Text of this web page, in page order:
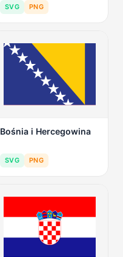
SVG PNG
Bośnia i Hercegowina
SVG PNG